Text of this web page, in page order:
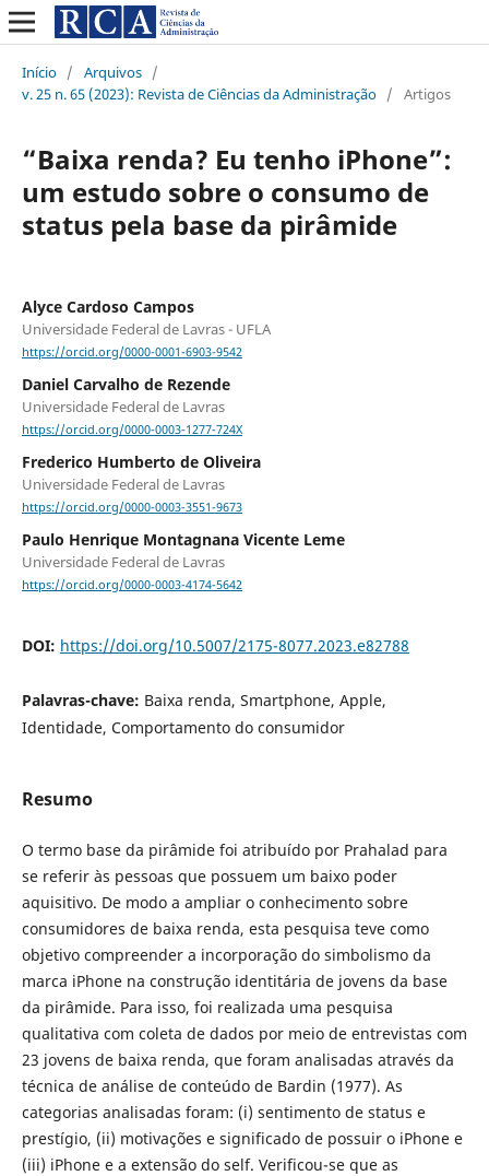
Início / Arquivos /
v. 25 n. 65 (2023): Revista de Ciências da Administração / Artigos
“Baixa renda? Eu tenho iPhone”:
um estudo sobre o consumo de
status pela base da pirâmide
Alyce Cardoso Campos
Universidade Federal de Lavras - UFLA
https://orcid.org/0000-0001-6903-9542
Daniel Carvalho de Rezende
Universidade Federal de Lavras
https://orcid.org/0000-0003-1277-724X
Frederico Humberto de Oliveira
Universidade Federal de Lavras
https://orcid.org/0000-0003-3551-9673
Paulo Henrique Montagnana Vicente Leme
Universidade Federal de Lavras
https://orcid.org/0000-0003-4174-5642
DOI: https://doi.org/10.5007/2175-8077.2023.e82788
Palavras-chave: Baixa renda, Smartphone, Apple,
Identidade, Comportamento do consumidor
Resumo
O termo base da pirâmide foi atribuído por Prahalad para
se referir às pessoas que possuem um baixo poder
aquisitivo. De modo a ampliar o conhecimento sobre
consumidores de baixa renda, esta pesquisa teve como
objetivo compreender a incorporação do simbolismo da
marca iPhone na construção identitária de jovens da base
da pirâmide. Para isso, foi realizada uma pesquisa
qualitativa com coleta de dados por meio de entrevistas com
23 jovens de baixa renda, que foram analisadas através da
técnica de análise de conteúdo de Bardin (1977). As
categorias analisadas foram: (i) sentimento de status e
prestígio, (ii) motivações e significado de possuir o iPhone e
(iii) iPhone e a extensão do self. Verificou-se que as